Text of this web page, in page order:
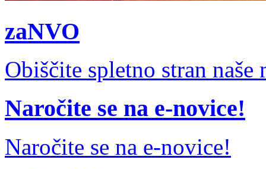
zaNVO
Obiščite spletno stran naše
Naročite se na e-novice!
Naročite se na e-novice!